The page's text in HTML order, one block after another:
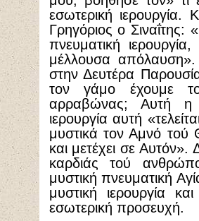
εσωτερική
Γρηγόριος ο Σιναΐτης:
πνευματική
μέλλουσα
στην Δευτέρα
τον γάμο έχουμε
αρραβώνας; Αυτή η
ιερουργία αυτή
μυστικά τον Αμνό τού
και μετέχει σε
καρδιάς τού
μυστική πνευματική
μυστική ιερουργία
εσωτερική προσευχή.